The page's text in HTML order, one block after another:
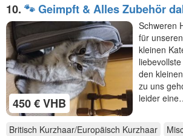
10. ​🐾 Geimpft & Alles Zubehör
Herzensbrecher-Schmuser (geb.
sucht liebevolles Heim
450 € VHB
Schweren
für
kleinen
den
zu uns
leider
Britisch Kurzhaar/Europäisch Kurzhaar